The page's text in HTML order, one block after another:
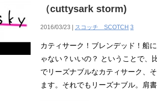
（cuttysark storm)
2016/03/23 | スコッチ SCOTCH 3
カティサーク！ブレンデッド！船
ゃない？いいの？ ということで、
でリーズナブルなカティサーク、
ます。それでもリーズナブル。肩